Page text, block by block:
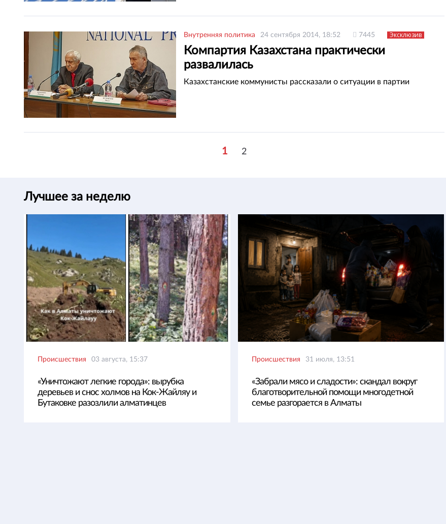
Внутренняя политика 24 сентября 2014, 18:52 7445 Эксклюзив
Компартия Казахстана практически
развалилась
Казахстанские коммунисты рассказали о ситуации в партии
1 2
Лучшее за неделю
Происшествия 03 августа, 15:37
«Уничтожают легкие города»: вырубка
деревьев и снос холмов на Кок-Жайляу и
Бутаковке разозлили алматинцев
Происшествия 31 июля, 13:51
«Забрали мясо и сладости»: скандал вокруг
благотворительной помощи многодетной
семье разгорается в Алматы